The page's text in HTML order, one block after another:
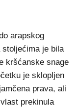
arapskog
je bila
kršćanske snage
je sklopljen
prava, ali
prekinula